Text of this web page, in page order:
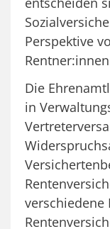
Perspektive
Die
in
verschiedene